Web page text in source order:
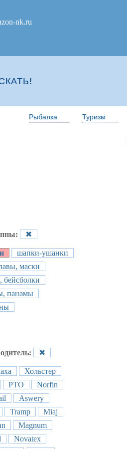
Рыбалка Туризм
✖
шапки-ушанки
маски
бейсболки
панамы
✖
Хольстер
РТО
Norfin
Aswery
Tramp
Miaj
Magnum
Novatex